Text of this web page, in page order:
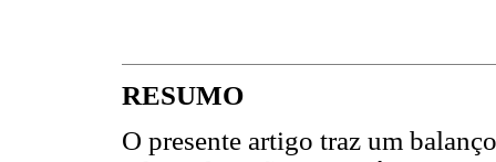
RESUMO
O presente artigo traz um